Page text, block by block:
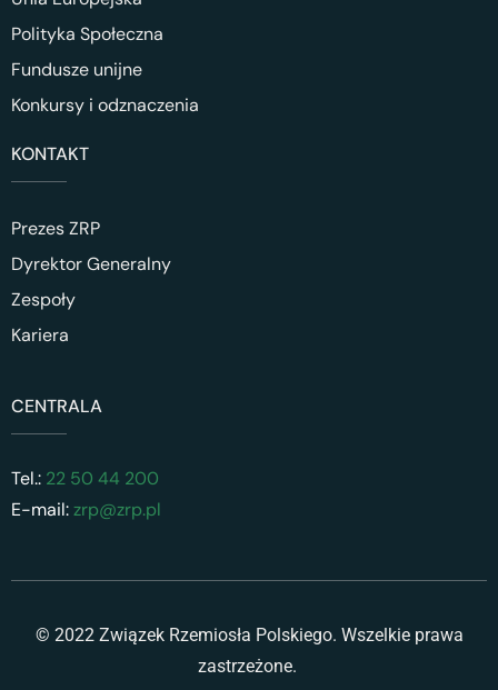
Polityka Społeczna
Fundusze unijne
Konkursy i odznaczenia
KONTAKT
Prezes ZRP
Dyrektor Generalny
Zespoły
Kariera
CENTRALA
Tel.: 22 50 44 200
E-mail:zrp@zrp.pl
© 2022 Związek Rzemiosła Polskiego. Wszelkie prawa
zastrzeżone.